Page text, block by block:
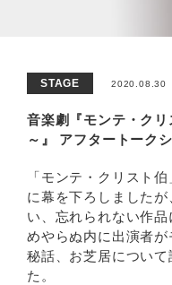
STAGE 2020.08.30
音楽劇『モンテ・ク
～』 アフタートーク
「モンテ・クリスト
に幕を下ろしました
い、忘れられない作
めやらぬ内に出演者が
秘話、お芝居につい
た。